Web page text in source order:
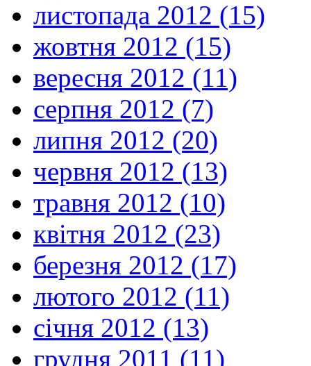
листопада 2012 (15)
жовтня 2012 (15)
вересня 2012 (11)
серпня 2012 (7)
липня 2012 (20)
червня 2012 (13)
травня 2012 (10)
квітня 2012 (23)
березня 2012 (17)
лютого 2012 (11)
січня 2012 (13)
грудня 2011 (11)